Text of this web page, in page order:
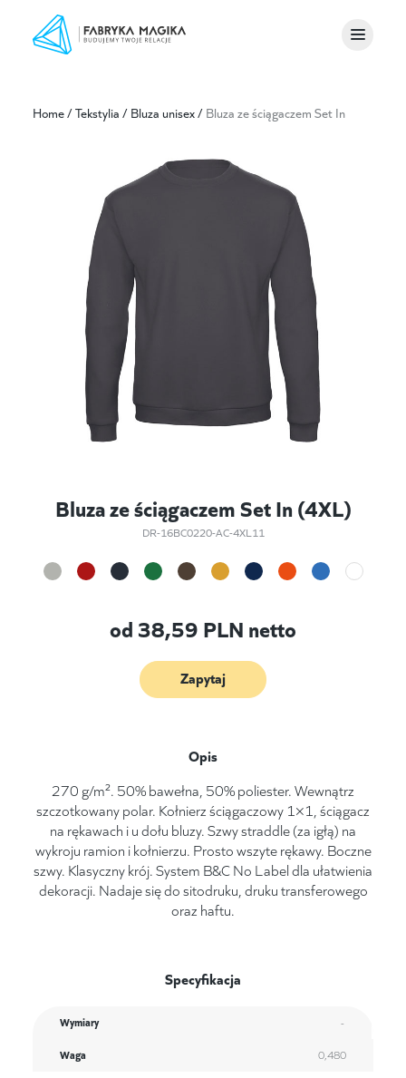
Home/Tekstylia / Bluza unisex/ Bluza ze ściągaczem Set In
Bluza ze ściągaczem Set In (4XL)
DR-16BC0220-AC-4XL11
od 38,59 PLN netto
Zapytaj
Opis
270 g/m². 50% bawełna, 50% poliester. Wewnątrz
szczotkowany polar. Kołnierz ściągaczowy 1×1, ściągacz
na rękawach i u dołu bluzy. Szwy straddle (za igłą) na
wykroju ramion i kołnierzu. Prosto wszyte rękawy. Boczne
szwy. Klasyczny krój. System B&C No Label dla ułatwienia
dekoracji. Nadaje się do sitodruku, druku transferowego
oraz haftu.
Specyfikacja
Wymiary -
Waga 0,480